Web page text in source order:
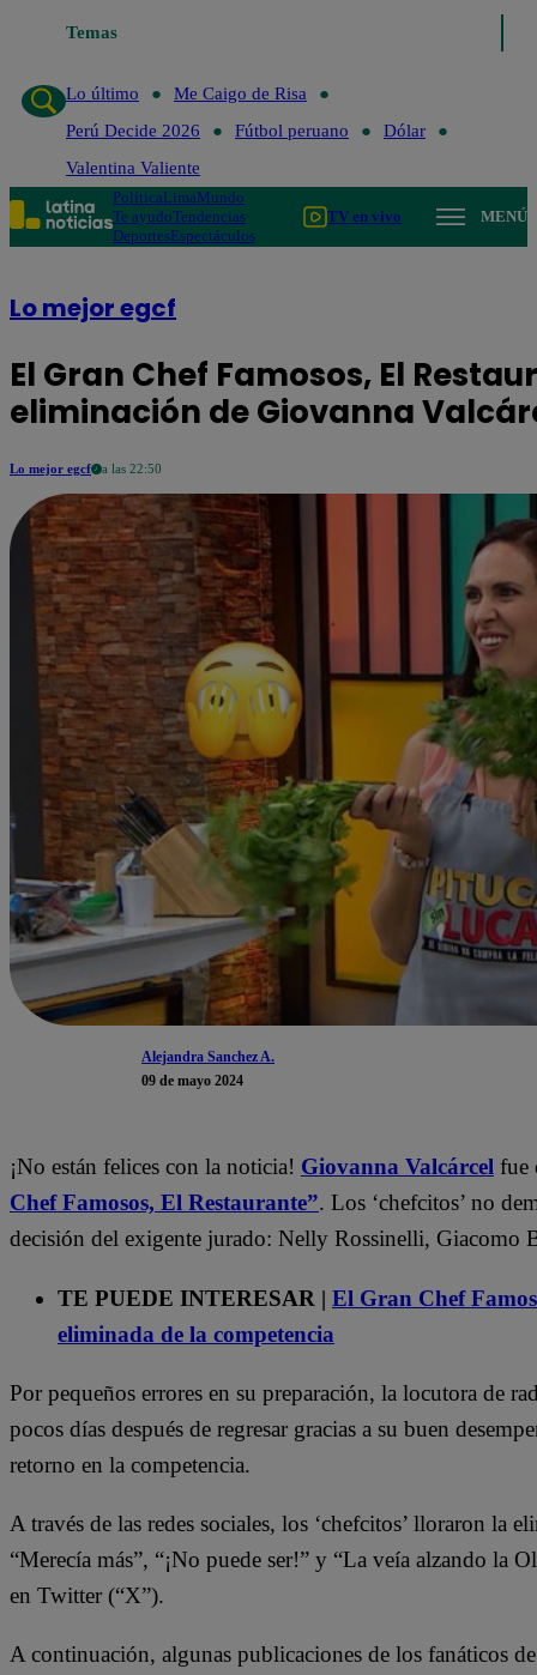
Temas
Lo último
Me Caigo de Risa
Perú Decide 2026
Fútbol peruano
Dólar
Valentina Valiente
PolíticaLimaMundo
Te ayudoTendencias
DeportesEspectáculos
TV en vivo MENÚ
Lo mejor egcf
El Gran Chef Famosos, El
eliminación de Giovanna
Lo mejor egcf a las 22:50
Alejandra Sanchez A.
09 de mayo 2024
¡No están felices con la noticia! Giovanna Valcárcel fue
Chef Famosos, El Restaurante”. Los ‘chefcitos’ no
decisión del exigente jurado: Nelly Rossinelli, Giacomo
TE PUEDE INTERESAR | El Gran Chef
eliminada de la competencia
Por pequeños errores en su preparación, la locutora de
pocos días después de regresar gracias a su buen
retorno en la competencia.
A través de las redes sociales, los ‘chefcitos’ lloraron la
“Merecía más”, “¡No puede ser!” y “La veía alzando la
en Twitter (“X”).
A continuación, algunas publicaciones de los fanáticos